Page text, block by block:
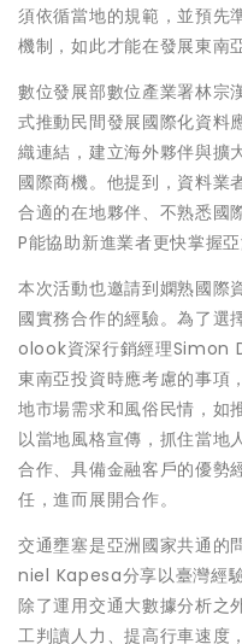
須依循當地的規範，並預先
機制，如此才能在發展東南
數位發展部數位產業署林宗
式推動民間發展國際化資料
織連結，建立海外夥伴與擴
國際商機。他提到，資料業
合適的在地夥伴、不熟悉國
P能協助新進業者更快掌握亞
本次活動也邀請到嫻熟國際
國實務合作的經驗。為了選
olook資深行銷經理Simon
東南亞投資時應考慮的事項
地市場需求和風俗民情，如
以當地風格宣傳，抓住當地
合作、具備金融客戶的優勢
任，進而展開合作。
交通壅塞是亞洲國家共通的
niel Kapesa分享以臺灣經
除了運用交通大數據分析之
工判讀人力、提高行車速度